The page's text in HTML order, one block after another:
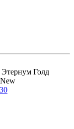
Этернум Голд
New